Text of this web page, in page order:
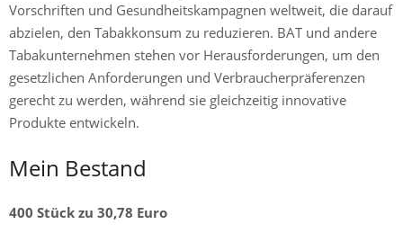
Vorschriften und Gesundheitskampagnen weltweit, die darauf
abzielen, den Tabakkonsum zu reduzieren. BAT und andere
Tabakunternehmen stehen vor Herausforderungen, um den
gesetzlichen Anforderungen und Verbraucherpräferenzen
gerecht zu werden, während sie gleichzeitig innovative
Produkte entwickeln.
Mein Bestand
400 Stück zu 30,78 Euro